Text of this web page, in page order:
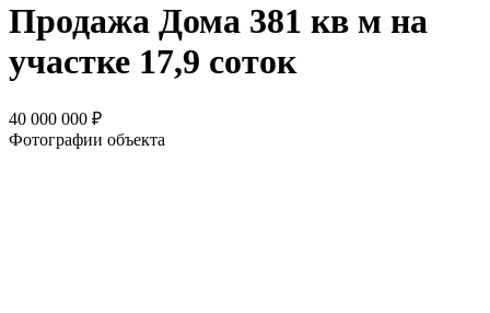
Продажа Дома 381 кв м на
участке 17,9 соток
40 000 000 ₽
Фотографии объекта